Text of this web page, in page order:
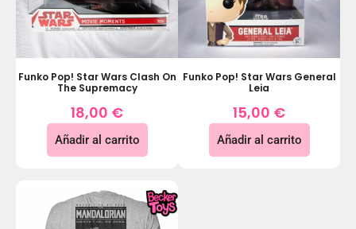
Funko Pop! Star Wars Clash On
The Supremacy
18,00 €
Añadir al carrito
Funko Pop! Star Wars General
Leia
15,00 €
Añadir al carrito